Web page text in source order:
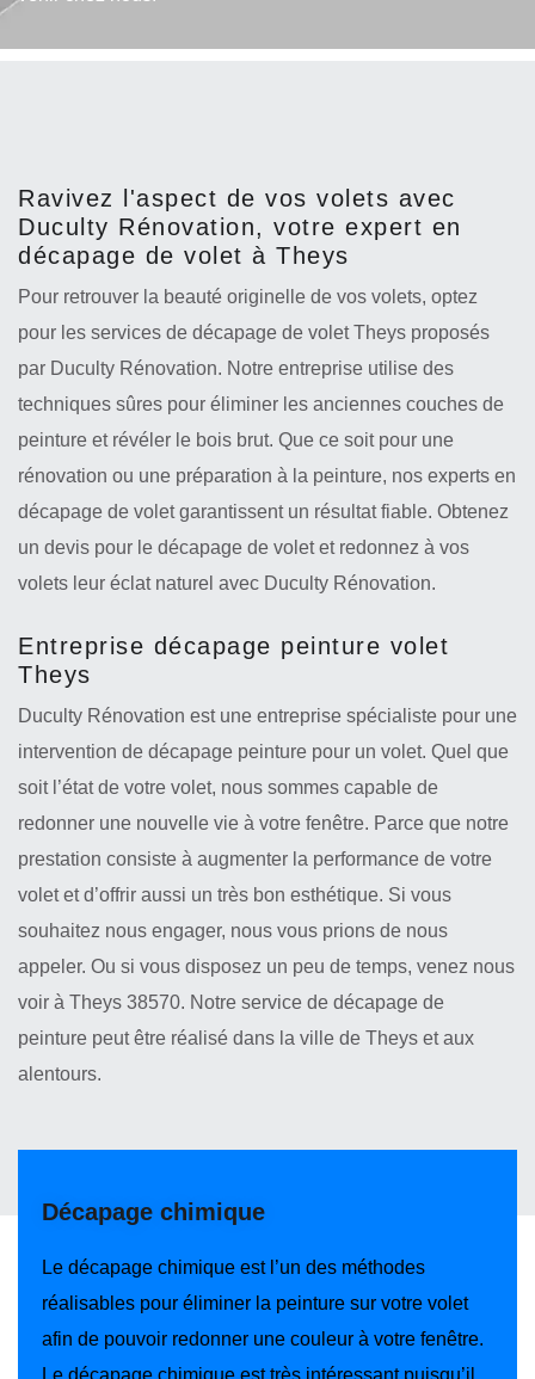
Ravivez l'aspect de vos volets avec
Duculty Rénovation, votre expert en
décapage de volet à Theys
Pour retrouver la beauté originelle de vos volets, optez
pour les services de décapage de volet Theys proposés
par Duculty Rénovation. Notre entreprise utilise des
techniques sûres pour éliminer les anciennes couches de
peinture et révéler le bois brut. Que ce soit pour une
rénovation ou une préparation à la peinture, nos experts en
décapage de volet garantissent un résultat fiable. Obtenez
un devis pour le décapage de volet et redonnez à vos
volets leur éclat naturel avec Duculty Rénovation.
Entreprise décapage peinture volet
Theys
Duculty Rénovation est une entreprise spécialiste pour une
intervention de décapage peinture pour un volet. Quel que
soit l’état de votre volet, nous sommes capable de
redonner une nouvelle vie à votre fenêtre. Parce que notre
prestation consiste à augmenter la performance de votre
volet et d’offrir aussi un très bon esthétique. Si vous
souhaitez nous engager, nous vous prions de nous
appeler. Ou si vous disposez un peu de temps, venez nous
voir à Theys 38570. Notre service de décapage de
peinture peut être réalisé dans la ville de Theys et aux
alentours.
Décapage chimique
Le décapage chimique est l’un des méthodes
réalisables pour éliminer la peinture sur votre volet
afin de pouvoir redonner une couleur à votre fenêtre.
Le décapage chimique est très intéressant puisqu’il